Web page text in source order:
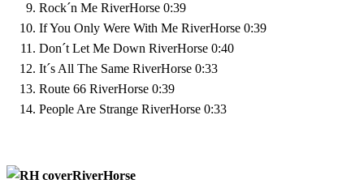
Rock´n Me RiverHorse 0:39
If You Only Were With Me RiverHorse 0:39
Don´t Let Me Down RiverHorse 0:40
It´s All The Same RiverHorse 0:33
Route 66 RiverHorse 0:39
People Are Strange RiverHorse 0:33
RiverHorse